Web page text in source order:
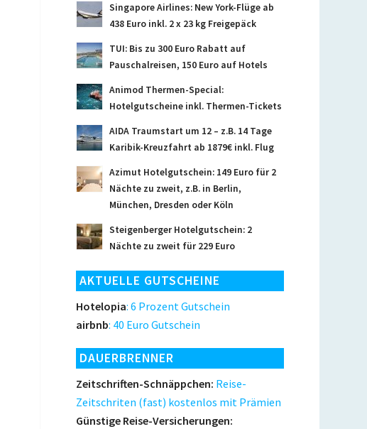
Singapore Airlines: New York-Flüge ab
438 Euro inkl. 2 x 23 kg Freigepäck
TUI: Bis zu 300 Euro Rabatt auf
Pauschalreisen, 150 Euro auf Hotels
Animod Thermen-Special:
Hotelgutscheine inkl. Thermen-Tickets
AIDA Traumstart um 12 – z.B. 14 Tage
Karibik-Kreuzfahrt ab 1879€ inkl. Flug
Azimut Hotelgutschein: 149 Euro für 2
Nächte zu zweit, z.B. in Berlin,
München, Dresden oder Köln
Steigenberger Hotelgutschein: 2
Nächte zu zweit für 229 Euro
AKTUELLE GUTSCHEINE
Hotelopia: 6 Prozent Gutschein
airbnb: 40 Euro Gutschein
DAUERBRENNER
Zeitschriften-Schnäppchen: Reise-
Zeitschriten (fast) kostenlos mit Prämien
Günstige Reise-Versicherungen: